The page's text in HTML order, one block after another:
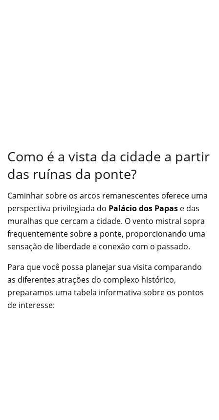
Como é a vista da cidade a partir
das ruínas da ponte?
Caminhar sobre os arcos remanescentes oferece uma
perspectiva privilegiada do Palácio dos Papas e das
muralhas que cercam a cidade. O vento mistral sopra
frequentemente sobre a ponte, proporcionando uma
sensação de liberdade e conexão com o passado.
Para que você possa planejar sua visita comparando
as diferentes atrações do complexo histórico,
preparamos uma tabela informativa sobre os pontos
de interesse: